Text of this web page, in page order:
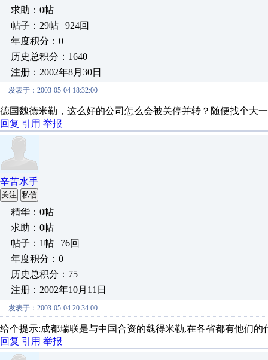
求助：0帖
帖子：29帖 | 924回
年度积分：0
历史总积分：1640
注册：2002年8月30日
发表于：2003-05-04 18:32:00
德国魏德米勒，这么好的公司怎么会被关停并转？随便找个大
回复 引用 举报
辛苦水手
关注 私信
精华：0帖
求助：0帖
帖子：1帖 | 76回
年度积分：0
历史总积分：75
注册：2002年10月11日
发表于：2003-05-04 20:34:00
给个提示:成都瑞联是与中国合资的魏得米勒,在各省都有他们
回复 引用 举报